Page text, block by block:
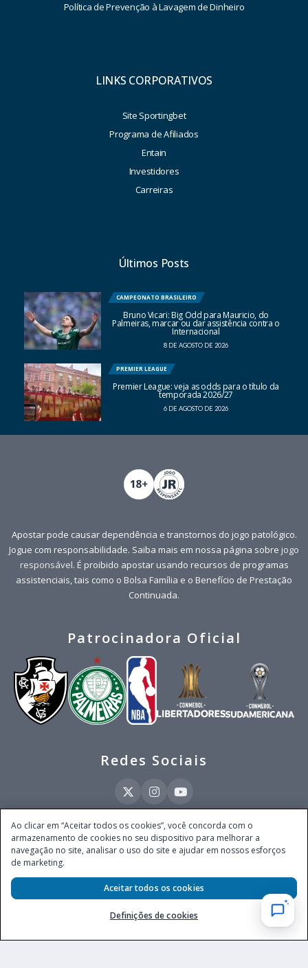
Política de Prevenção à Lavagem de Dinheiro
LINKS CORPORATIVOS
Site Sportingbet
Programa de Afiliados
Entain
Investidores
Carreiras
Últimos Posts
CAMPEONATO BRASILEIRO
Bruno Vicari: Big Odd para Mauricio, do
Palmeiras, marcar ou dar assistência contra o
Internacional
8 DE AGOSTO DE 2026
PREMIER LEAGUE
Premier League: veja as odds para o título da
temporada 2026/27
6 DE AGOSTO DE 2026
Apostar pode causar dependência e transtornos do jogo patológico.
Jogue com responsabilidade. Saiba mais em nossa página sobre jogo
responsável. É proibido apostar usando recursos de programas
assistenciais, tais como o Bolsa Família e o Benefício de Prestação
Continuada.
Patrocinadora Oficial
Redes Sociais
Este site é operado pela Ventmear Brasil LTDA (CNPJ 52.868.380/0001-84), com
endereço na Avenida Brigadeiro Faria Lima, nº 4.055, 3º andar, Itaim Bibi, no
Município de São Paulo, Estado de São Paulo, CEP 04538-133, Brasil - empresa
autorizada a operar apostas de quota fixa em todo território nacional pela
Secretaria de Prêmios e Apostas do Ministério da Fazenda, conforme Portaria nº
247, de 07.02.2025, publicada no DOU em 11.2.2025.
Ao clicar em “Aceitar todos os cookies”, você concorda com o
armazenamento de cookies no seu dispositivo para melhorar a
navegação no site, analisar o uso do site e ajudar em nossos esforços
de marketing.
Definições de cookies
Aceitar todos os cookies